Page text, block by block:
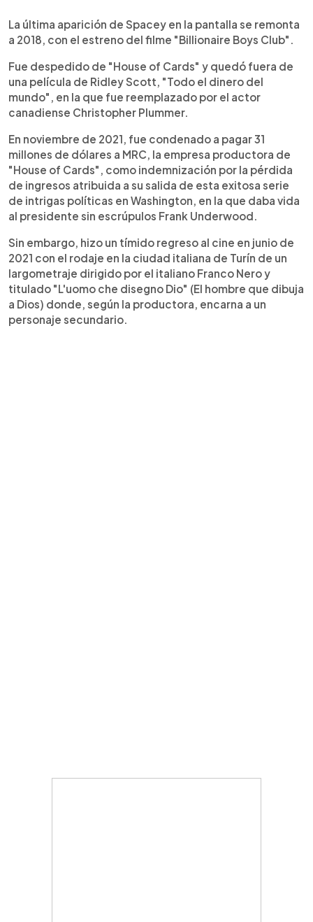
La última aparición de Spacey en la pantalla se remonta
a 2018, con el estreno del filme "Billionaire Boys Club".
Fue despedido de "House of Cards" y quedó fuera de
una película de Ridley Scott, "Todo el dinero del
mundo", en la que fue reemplazado por el actor
canadiense Christopher Plummer.
En noviembre de 2021, fue condenado a pagar 31
millones de dólares a MRC, la empresa productora de
"House of Cards", como indemnización por la pérdida
de ingresos atribuida a su salida de esta exitosa serie
de intrigas políticas en Washington, en la que daba vida
al presidente sin escrúpulos Frank Underwood.
Sin embargo, hizo un tímido regreso al cine en junio de
2021 con el rodaje en la ciudad italiana de Turín de un
largometraje dirigido por el italiano Franco Nero y
titulado "L'uomo che disegno Dio" (El hombre que dibuja
a Dios) donde, según la productora, encarna a un
personaje secundario.